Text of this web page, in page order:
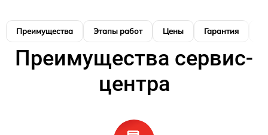
Преимущества Этапы работ Цены Гарантия
Преимущества сервис-
центра